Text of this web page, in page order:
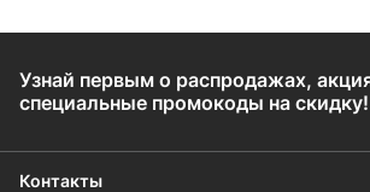
Узнай первым о распродажах,
специальные промокоды на скидку!
Контакты